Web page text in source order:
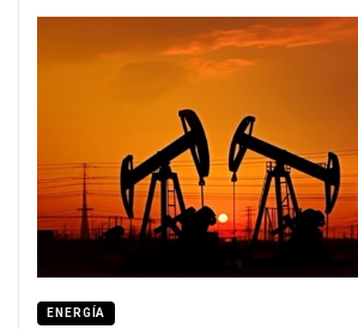
ENERGÍA